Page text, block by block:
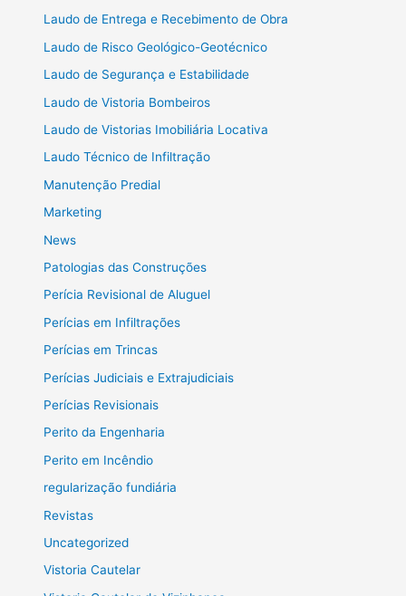
Laudo de Entrega e Recebimento de Obra
Laudo de Risco Geológico-Geotécnico
Laudo de Segurança e Estabilidade
Laudo de Vistoria Bombeiros
Laudo de Vistorias Imobiliária Locativa
Laudo Técnico de Infiltração
Manutenção Predial
Marketing
News
Patologias das Construções
Perícia Revisional de Aluguel
Perícias em Infiltrações
Perícias em Trincas
Perícias Judiciais e Extrajudiciais
Perícias Revisionais
Perito da Engenharia
Perito em Incêndio
regularização fundiária
Revistas
Uncategorized
Vistoria Cautelar